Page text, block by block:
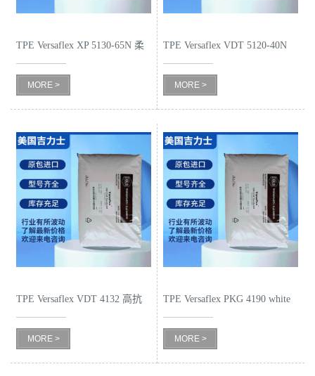
书
荣
誉
方
式
线
留
言
TPE Versaflex XP 5130-65N 柔
韧 包胶TPE的拷贝
MORE >
TPE Versaflex VDT 5120-40N
阻烟TPE
MORE >
TPE Versaflex VDT 4132 高抗
磨TPE
MORE >
TPE Versaflex PKG 4190 white
食品级
MORE >